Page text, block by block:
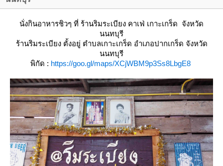
นั่งกินอาหารชิวๆ ที่ ร้านริมระเบียง คาเฟ่ เกาะเกร็ด จังหวัด
นนทบุรี
ร้านริมระเบียงตั้งอยู่ ตำบลเกาะเกร็ด อำเภอปากเกร็ด จังหวัด
นนทบุรี
พิกัด : https://goo.gl/maps/XCjWBM9p3Ss8LbgE8